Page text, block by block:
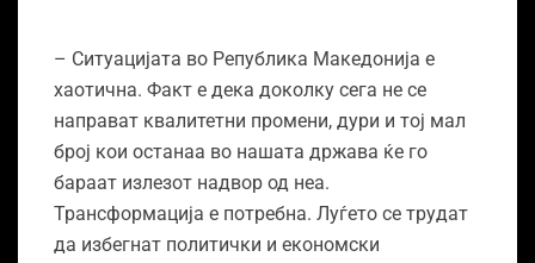
– Ситуацијата во Република Македонија е
хаотична. Факт е дека доколку сега не се
направат квалитетни промени, дури и тој мал
број кои останаа во нашата држава ќе го
бараат излезот надвор од неа.
Трансформација е потребна. Луѓето се трудат
да избегнат политички и економски